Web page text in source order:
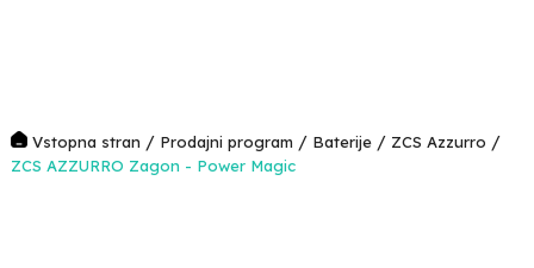
Vstopna stran / Prodajni program / Baterije / ZCS Azzurro /
ZCS AZZURRO Zagon - Power Magic